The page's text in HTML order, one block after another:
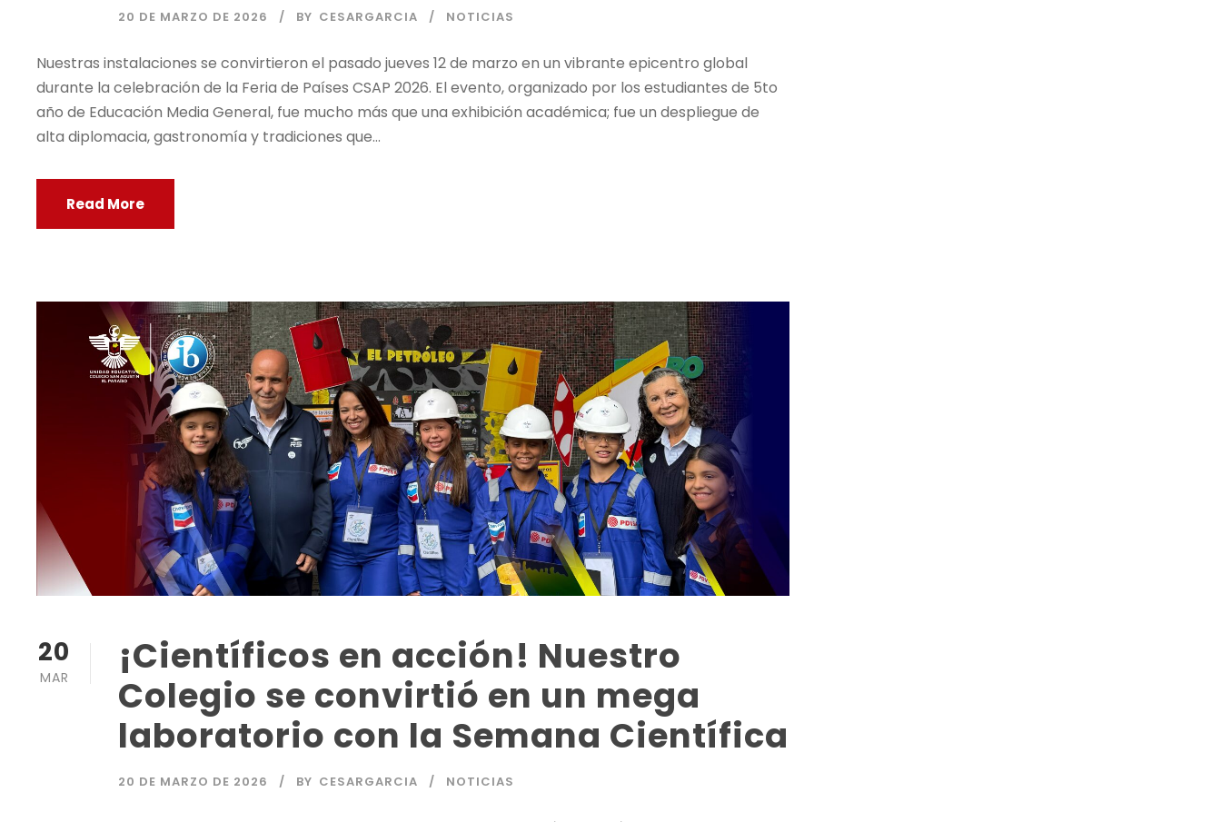
20 DE MARZO DE 2026 BY CESARGARCIA NOTICIAS
Nuestras instalaciones se convirtieron el pasado jueves 12 de marzo en un vibrante epicentro global
durante la celebración de la Feria de Países CSAP 2026. El evento, organizado por los estudiantes de 5to
año de Educación Media General, fue mucho más que una exhibición académica; fue un despliegue de
alta diplomacia, gastronomía y tradiciones que...
Read More
20
MAR
¡Científicos en acción! Nuestro
Colegio se convirtió en un mega
laboratorio con la Semana Científica
20 DE MARZO DE 2026 BY CESARGARCIA NOTICIAS